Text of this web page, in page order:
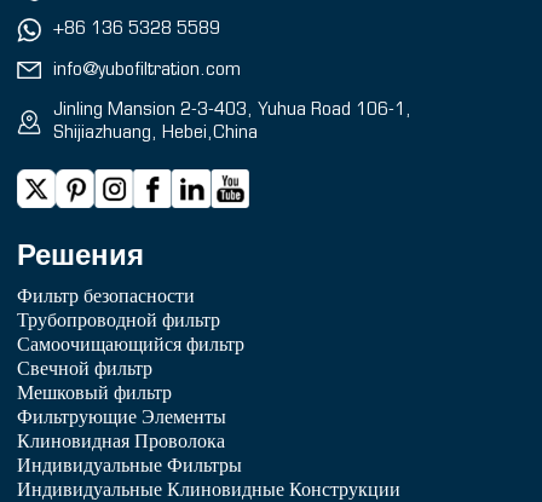
+86 136 5328 5589
info@yubofiltration.com
Jinling Mansion 2-3-403, Yuhua Road 106-1,
Shijiazhuang, Hebei,China
Решения
Фильтр безопасности
Трубопроводной фильтр
Самоочищающийся фильтр
Свечной фильтр
Мешковый фильтр
Фильтрующие Элементы
Клиновидная Проволока
Индивидуальные Фильтры
Индивидуальные Клиновидные Конструкции